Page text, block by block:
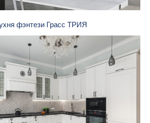
фэнтези Грасс ТРИЯ